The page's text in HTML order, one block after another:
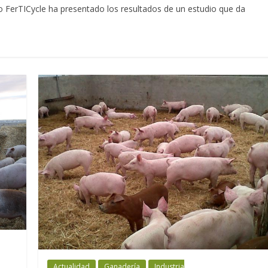
ha presentado los resultados de un estudio que da